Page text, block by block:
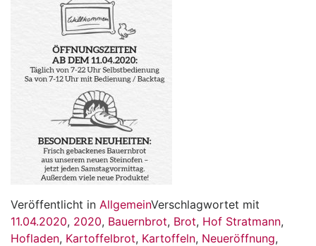
Veröffentlicht in AllgemeinVerschlagwortet mit
11.04.2020, 2020, Bauernbrot, Brot, Hof Stratmann,
Hofladen, Kartoffelbrot, Kartoffeln, Neueröffnung,